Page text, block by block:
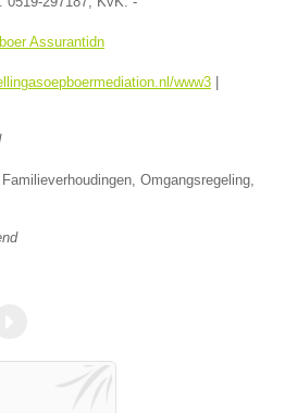
Assurantidn
www3 |
Omgangsregeling,